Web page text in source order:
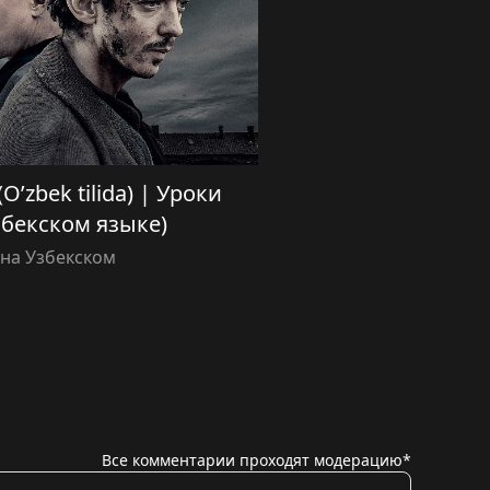
tilida) | Уроки
языке)
Узбекском
Все комментарии проходят модерацию*